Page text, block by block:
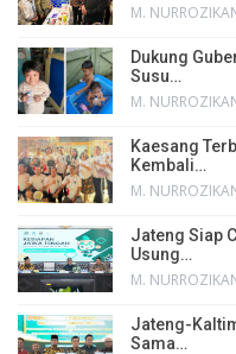
M.
Dukung
Susu…
M.
Kaesang
Kembali…
M.
Jateng Siap
Usung…
M.
Jateng-
Sama…